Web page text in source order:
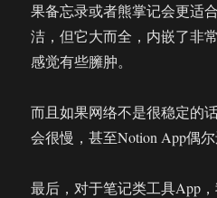
果备忘录或者熊掌记会更适
洁，但它大而全，内嵌了非
感觉有些臃肿。
而且如果网络不是很稳定的
会很慢，甚至Notion App偶
最后，对于笔记类工具App